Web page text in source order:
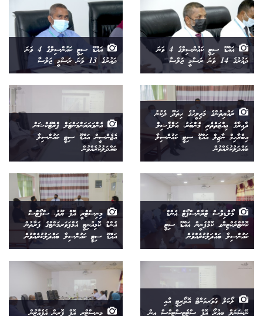
އައްޑޫ ސިޓީ ކައުންސިލްގެ 4 ވަނަ
ދައުރުގެ 14 ވަނަ ރަސްމީ ޖަލްސާ
އައްޑޫ ސިޓީ ކައުންސިލްގެ 4 ވަނަ
ދައުރުގެ 13 ވަނަ ރަސްމީ ޖަލްސާ
ރައްޔިތުންގެ މަޖިލީހުގެ ހިތަދޫ ދެކުނު
ދާއިރާގެ ޢިއްޒަތްތެރި މެންބަރު، އަލްފާޟިލް
އިބްރާހިމް ނާޒިލް އައްޑޫ ސިޓީ ކައުންސިލާ
ބައްދަލުކުރެއްވުން
އެންވަޔަރަންމަންޓަލް ޕްރޮޓެކްޝަން
އެޖެންސީން އައްޑޫ ސިޓީ ކައުންސިލާ
ބައްދަލުކުރެއްވުން
މޯލްޑިވްސް ޓްރާންސްޕޯޓް އެންޑް
ކޮންޓްރެކްޓިންގ ކޮމްޕެނީން އައްޑޫ ސިޓީ
ކައުންސިލާ ބައްދަލުކުރެއްވުން
މިނިސްޓްރީ އޮފް ޔޫތު، ސްޕޯޓްސް
އެންޑް ކޮމިއުނިޓީ އެމްޕަވަރމަންޓްގެ ފަރާތުން
އައްޑޫ ސިޓީ ކައުންސިލާ ބައްދަލުކުރެއްވުން
ލޯކަލް ގަވަރމަންޓް އޮތޯރިޓީ އާއި
ނޭޝަނަލް ބިއުރޯ އޮފް ސްޓެޓިސްޓިކްސް އިން
މިނިސްޓްރީ އޮފް ފޮރިން އެފެއާޒުން